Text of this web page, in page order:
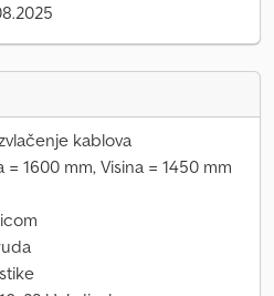
kablova
1600 mm, Visina = 1450 mm